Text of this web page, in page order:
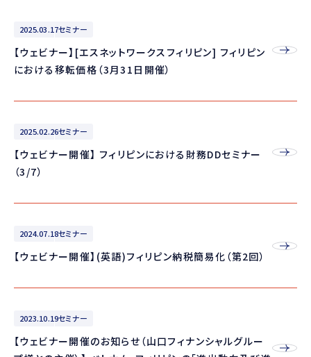
2025.03.17セミナー
【ウェビナー】[エスネットワークスフィリピン] フィリピン
における移転価格（3月31日開催）
2025.02.26セミナー
【ウェビナー開催】 フィリピンにおける財務DDセミナー
（3/7）
2024.07.18セミナー
【ウェビナー開催】(英語)フィリピン納税簡易化（第2回）
2023.10.19セミナー
【ウェビナー開催のお知らせ（山口フィナンシャルグルー